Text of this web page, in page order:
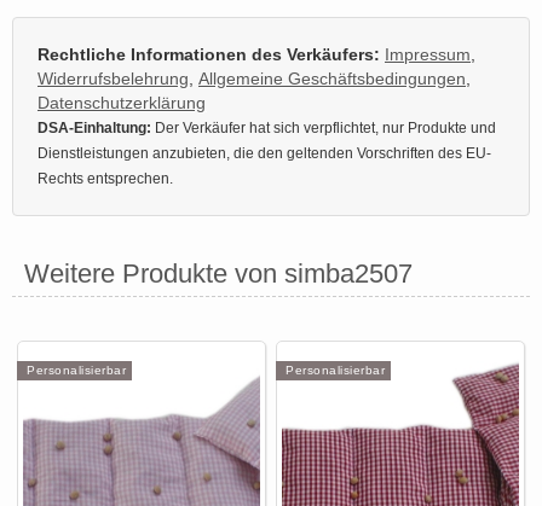
Rechtliche Informationen des Verkäufers: Impressum
Widerrufsbelehrung Allgemeine Geschäftsbedingungen
Datenschutzerklärung
DSA-Einhaltung: Der Verkäufer hat sich verpflichtet, nur Produkte und
Dienstleistungen anzubieten, die den geltenden Vorschriften des EU-
Rechts entsprechen.
Weitere Produkte von simba2507
Personalisierbar Personalisierbar